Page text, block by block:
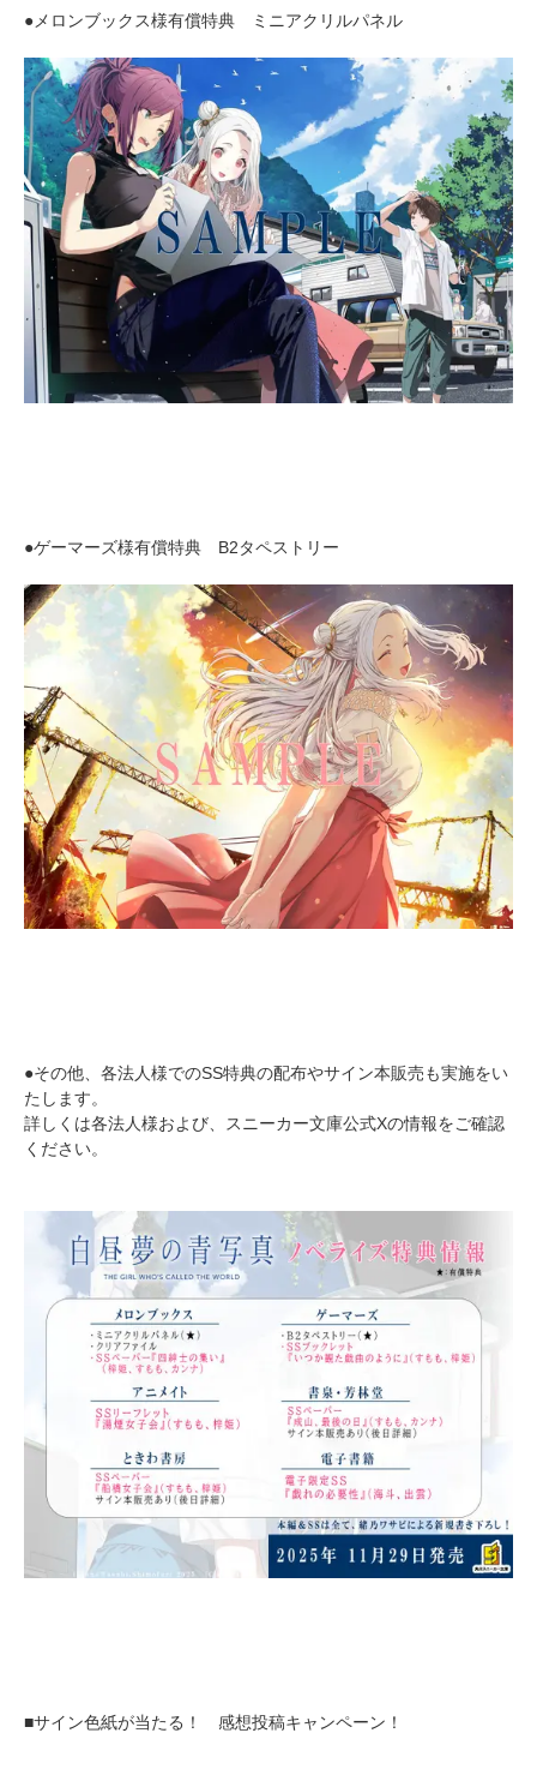
●メロンブックス様有償特典 ミニアクリルパネル
●ゲーマーズ様有償特典 B2タペストリー
●その他、各法人様でのSS特典の配布やサイン本販売も実施をい
たします。
詳しくは各法人様および、スニーカー文庫公式Xの情報をご確認
ください。
■サイン色紙が当たる！ 感想投稿キャンペーン！